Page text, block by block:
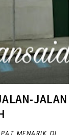
JALAN
MENARIK DI